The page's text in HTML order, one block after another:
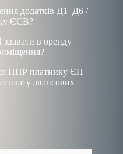
додатків Д1–Д6 /
ЄСВ?
в оренду
ППР платнику ЄП
авансових